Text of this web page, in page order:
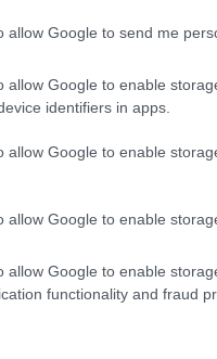
allow Google to send me
allow Google to enable
identifiers in apps.
allow Google to enable
allow Google to enable
allow Google to enable
functionality and fraud
cliccandoqui
nella sezioneLogin
di GalluraOggi.it